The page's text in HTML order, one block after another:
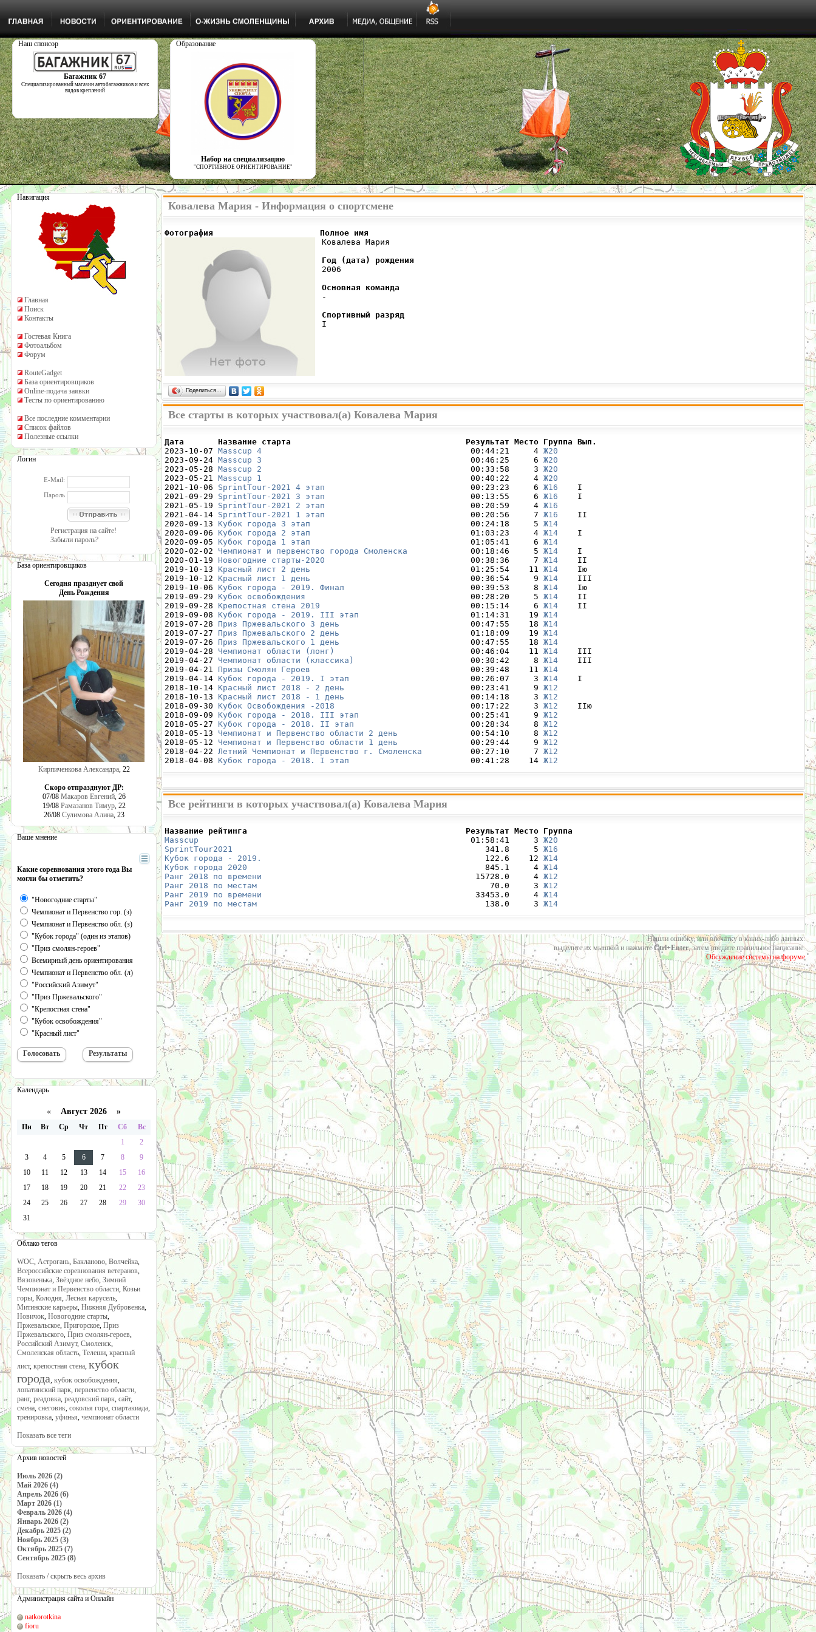
Наш спонсор
Багажник 67
Специализированный магазин автобагажников и всех
видов креплений
Образование
Набор на специализацию
"СПОРТИВНОЕ ОРИЕНТИРОВАНИЕ"
Навигация
Главная
Поиск
Контакты
Гостевая Книга
Фотоальбом
Форум
RouteGadget
База ориентировщиков
Online-подача заявки
Тесты по ориентированию
Все последние комментарии
Список файлов
Полезные ссылки
Логин
E-Mail:
Пароль
Регистрация на сайте!
Забыли пароль?
База ориентировщиков
Сегодня празднует свой
День Рождения
Кирпиченкова Александра, 22
Скоро отпразднуют ДР:
07/08 Макаров Евгений, 26
19/08 Рамазанов Тимур, 22
26/08 Сулимова Алина, 23
Ваше мнение
Какие соревнования этого года Вы
могли бы отметить?
"Новогодние старты"
Чемпионат и Первенство гор. (з)
Чемпионат и Первенство обл. (з)
"Кубок города" (один из этапов)
"Приз смолян-героев"
Всемирный день ориентирования
Чемпионат и Первенство обл. (л)
"Российский Азимут"
"Приз Пржевальского"
"Крепостная стена"
"Кубок освобождения"
"Красный лист"
Календарь
« Август 2026 »
Пн Вт Ср Чт Пт Сб
Вс
1
2
3
4 5 6 7 8
9
10
11 12 13 14 15
16
17
18 19 20 21 22
23
24
25 26 27 28 29
30
31
Облако тегов
WOC, Астрогань, Бакланово, Волчейка,
Всероссийские соревнования ветеранов,
Вязовенька, Звёздное небо, Зимний
Чемпионат и Первенство области, Козьи
горы, Колодня, Лесная карусель,
Митинские карьеры, Нижняя Дубровенка,
Новичок, Новогодние старты,
Пржевальское, Пригорское, Приз
Пржевальского, Приз смолян-героев,
Российский Азимут, Смоленск,
Смоленская область, Телеши, красный
лист, крепостная стена, кубок
города, кубок освобождения,
лопатинский парк, первенство области,
ранг, реадовка, реадовский парк, сайт,
смена, снеговик, соколья гора, спартакиада,
тренировка, уфинья, чемпионат области
Показать все теги
Архив новостей
Июль 2026 (2)
Май 2026 (4)
Апрель 2026 (6)
Март 2026 (1)
Февраль 2026 (4)
Январь 2026 (2)
Декабрь 2025 (2)
Ноябрь 2025 (3)
Октябрь 2025 (7)
Сентябрь 2025 (8)
Показать / скрыть весь архив
Администрация сайта и Онлайн
natkorotkina
fioru
Ковалева Мария - Информация о спортсмене
Фотография                      Полное имя
Ковалева Мария
Год (дата) рождения
2006
Основная команда
-
Спортивный разряд
I
Поделиться…
Все старты в которых участвовал(а) Ковалева Мария
Дата       Название старта                                    Результат Место Группа Вып.
2023-10-07 Masscup 4
                                           00:44:21     4
Ж20
2023-09-24 Masscup 3
                                           00:46:25     6
Ж20
2023-05-28 Masscup 2
                                           00:33:58     3
Ж20
2023-05-21 Masscup 1
                                           00:40:22     4
Ж20
2021-10-06 SprintTour-2021 4 этап
                              00:23:23     6
Ж16
    I
2021-09-29 SprintTour-2021 3 этап
                              00:13:55     6
Ж16
    I
2021-05-19 SprintTour-2021 2 этап
                              00:20:59     4
Ж16
2021-04-14 SprintTour-2021 1 этап
                              00:20:56     7
Ж16
    II
2020-09-13 Кубок города 3 этап
                                 00:24:18     5
Ж14
2020-09-06 Кубок города 2 этап
                                 01:03:23     4
Ж14
    I
2020-09-05 Кубок города 1 этап
                                 01:05:41     6
Ж14
2020-02-02 Чемпионат и первенство города Смоленска
             00:18:46     5
Ж14
    I
2020-01-19 Новогодние старты-2020
                              00:38:36     7
Ж14
    II
2019-10-13 Красный лист 2 день
                                 01:25:54    11
Ж14
    Iю
2019-10-12 Красный лист 1 день
                                 00:36:54     9
Ж14
    III
2019-10-06 Кубок города - 2019. Финал
                          00:39:53     8
Ж14
    Iю
2019-09-29 Кубок освобождения
                                  00:28:20     5
Ж14
    II
2019-09-28 Крепостная стена 2019
                               00:15:14     6
Ж14
    II
2019-09-08 Кубок города - 2019. III этап
                       01:14:31    19
Ж14
2019-07-28 Приз Пржевальского 3 день
                           00:47:55    18
Ж14
2019-07-27 Приз Пржевальского 2 день
                           01:18:09    19
Ж14
2019-07-26 Приз Пржевальского 1 день
                           00:47:55    18
Ж14
2019-04-28 Чемпионат области (лонг)
                            00:46:04    11
Ж14
    III
2019-04-27 Чемпионат области (классика)
                        00:30:42     8
Ж14
    III
2019-04-21 Призы Смолян Героев
                                 00:39:48    11
Ж14
2019-04-14 Кубок города - 2019. I этап
                         00:26:07     3
Ж14
    I
2018-10-14 Красный лист 2018 - 2 день
                          00:23:41     9
Ж12
2018-10-13 Красный лист 2018 - 1 день
                          00:14:18     3
Ж12
2018-09-30 Кубок Освобождения -2018
                           00:17:22     3
Ж12
    IIю
2018-09-09 Кубок города - 2018. III этап
                       00:25:41     9
Ж12
2018-05-27 Кубок города - 2018. II этап
                        00:28:34     8
Ж12
2018-05-13 Чемпионат и Первенство области 2 день
               00:54:10     8
Ж12
2018-05-12 Чемпионат и Первенство области 1 день
               00:29:44     9
Ж12
2018-04-22 Летний Чемпионат и Первенство г. Смоленска
          00:27:10     7
Ж12
2018-04-08 Кубок города - 2018. I этап
                         00:41:28    14
Ж12
Все рейтинги в которых участвовал(а) Ковалева Мария
Название рейтинга                                             Результат Место Группа
Masscup
                                                       01:58:41     3
Ж20
SprintTour2021
                                                    341.8     5
Ж16
Кубок города - 2019.
                                              122.6    12
Ж14
Кубок города 2020
                                                 845.1     4
Ж14
Ранг 2018 по времени
                                            15728.0     4
Ж12
Ранг 2018 по местам
                                                70.0     3
Ж12
Ранг 2019 по времени
                                            33453.0     4
Ж14
Ранг 2019 по местам
                                               138.0     3
Ж14
Нашли ошибку, или опечатку в каких-либо данных:
выделите их мышкой и нажмитеCtrl+Enter, затем введите правильное написание.
Обсуждение системы на форуме